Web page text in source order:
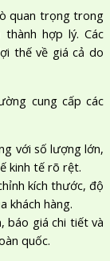
quan trọng trong
hợp lý. Các
thế về giá cả do
cung cấp các
với số lượng lớn,
kinh tế rõ rệt.
kích thước, độ
khách hàng.
báo giá chi tiết và
quốc.